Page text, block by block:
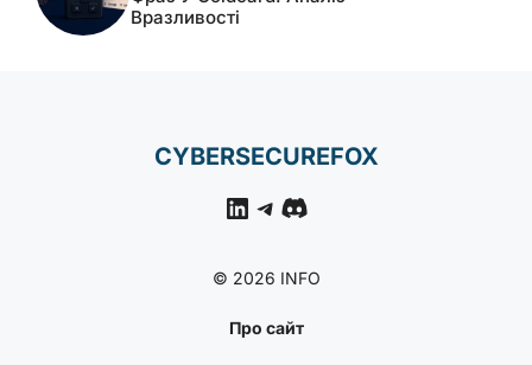
Вразливості
CYBERSECUREFOX
LinkedIn
Telegram
Discord
© 2026 INFO
Про сайт